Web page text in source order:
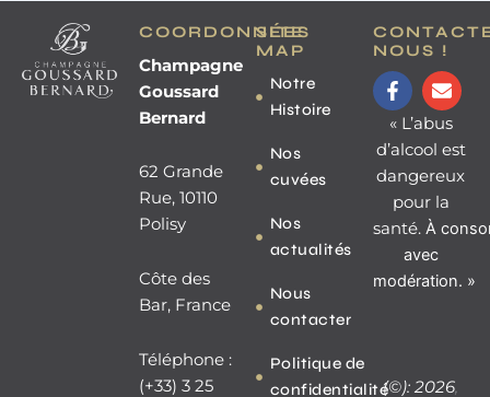
COORDONNÉES
Champagne
Goussard
Bernard
62 Grande
Rue, 10110
Polisy
Côte des
Bar, France
Téléphone :
(+33) 3 25
SITE
MAP
Notre
Histoire
Nos
cuvées
Nos
actualités
Nous
contacter
Politique de
confidentialité
NOUS !
F
a
c
e
b
o
o
k
-
E
n
v
l
o
p
« L’abus
d’alcool est
dangereux
pour la
santé. À
avec
modération. »
(©): 2026,